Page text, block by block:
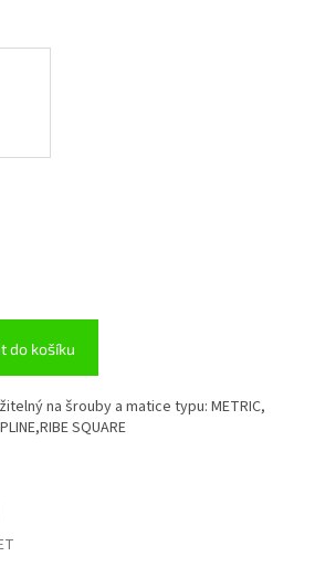
do košíku
na šrouby a matice typu: METRIC,
SQUARE